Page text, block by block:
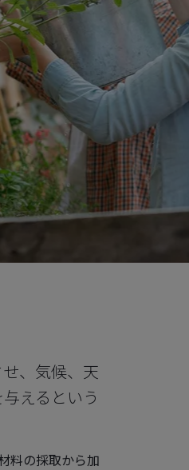
、気候、天
えるという
料の採取から加